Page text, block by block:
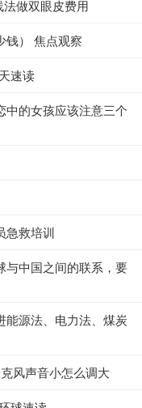
做双眼皮费用
钱） 焦点观察
速读
中的女孩应该注意三个
急救培训
与中国之间的联系，要
能源法、电力法、煤炭
风声音小怎么调大